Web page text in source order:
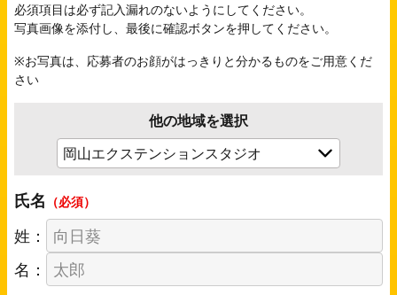
必須項目は必ず記入漏れのないようにしてください。
写真画像を添付し、最後に確認ボタンを押してください。
※お写真は、応募者のお顔がはっきりと分かるものをご用意くだ
さい
他の地域を選択
氏名 （必須）
姓：
名：